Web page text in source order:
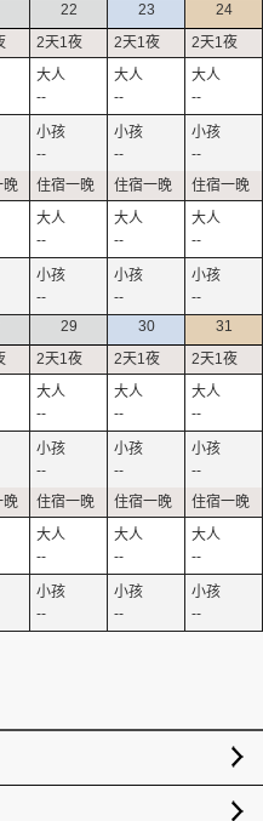
22
--
--
--
--
23
--
--
--
--
24
--
--
--
--
29
--
--
--
--
30
--
--
--
--
31
--
--
--
--